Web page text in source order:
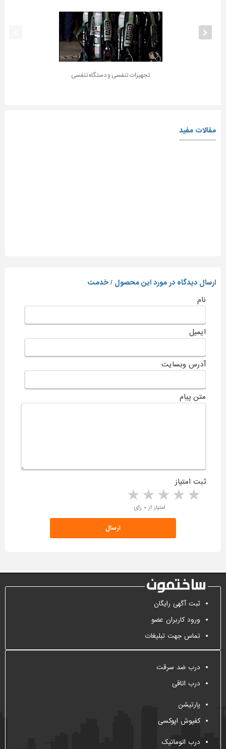
تجهیزات تنفسی و دستگاه تنفسی
مقالات مفید
ارسال دیدگاه در مورد این محصول / خدمت
نام
ایمیل
آدرس وبسایت
متن پیام
ثبت امتیاز
4 stars 3 stars 2 stars 1 star امتیاز از ۰ رای
ثبت آگهی رایگان
ورود کاربران عضو
تماس جهت تبلیغات
درب ضد سرقت
درب اتاقی
پارتیشن
کفپوش اپوکسی
درب اتوماتیک